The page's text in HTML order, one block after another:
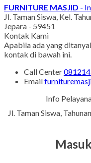
FURNITURE MASJID -
Jl. Taman Siswa, Kel.
Jepara - 59451
Kontak Kami
Apabila ada yang
kontak di bawah ini.
Call Center
Email
Info
Jl. Taman Siswa,